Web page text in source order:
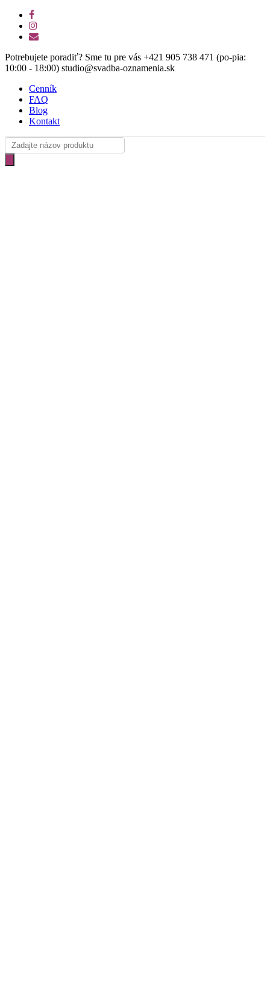
Skip
main
facebook
instagram
email
Potrebujete poradiť? Sme tu pre vás +421 905 738 471 (po-pia:
10:00 - 18:00) studio@svadba-oznamenia.sk
Cenník
FAQ
Blog
Kontakt
Products
search